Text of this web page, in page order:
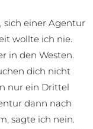
sich einer Agentur
wollte ich nie.
in den Westen.
dich nicht
nur ein Drittel
dann nach
sagte ich nein.